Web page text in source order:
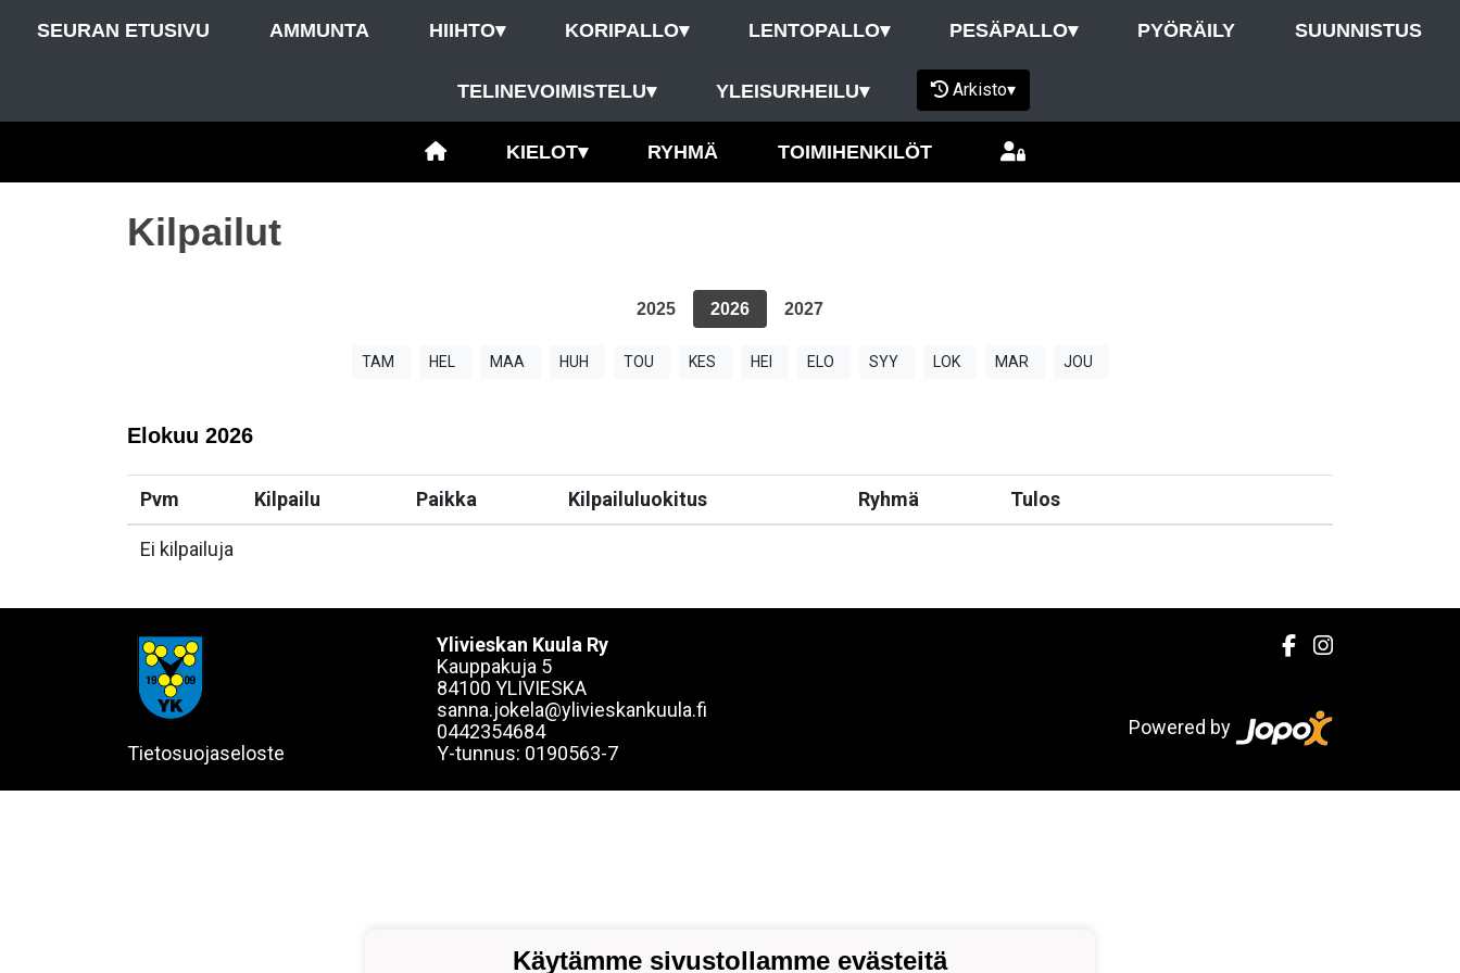
SEURAN ETUSIVU AMMUNTA HIIHTO▾ KORIPALLO▾ LENTOPALLO▾ PESÄPALLO▾ PYÖRÄILY SUUNNISTUS
TELINEVOIMISTELU▾ YLEISURHEILU▾ Arkisto▾
KIELOT▾ RYHMÄ TOIMIHENKILÖT
Kilpailut
2025 2026 2027
TAM HEL MAA HUH TOU KES HEI ELO SYY LOK MAR JOU
Elokuu 2026
Pvm Kilpailu Paikka Kilpailuluokitus Ryhmä Tulos
Ei kilpailuja
Tietosuojaseloste
Ylivieskan Kuula Ry
Kauppakuja 5
84100 YLIVIESKA
sanna.jokela@ylivieskankuula.fi
0442354684
Y-tunnus: 0190563-7
Powered by
Käytämme sivustollamme evästeitä